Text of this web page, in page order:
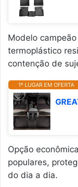
Modelo
termoplástico
contenção de
1º LUGAR EM OFERTA
Opção
populares,
do dia a dia.